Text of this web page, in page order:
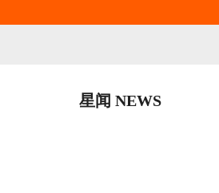
星闻 NEWS